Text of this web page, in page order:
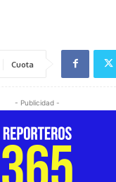
Cuota
- Publicidad -